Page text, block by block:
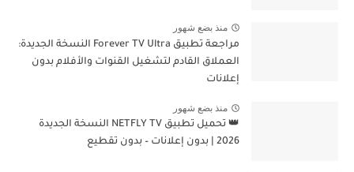
منذ بضع شهور
مراجعة تطبيق Forever TV Ultra النسخة الجديدة:
العملاق القادم لتشغيل القنوات والأفلام بدون
إعلانات
منذ بضع شهور
👑 تحميل تطبيق NETFLY TV النسخة الجديدة
2026 | بدون إعلانات – بدون تقطيع